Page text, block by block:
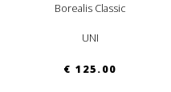
Borealis Classic
UNI
€ 125.00